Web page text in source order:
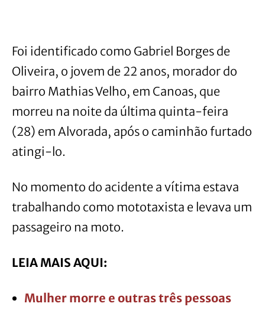
Foi identificado como Gabriel Borges de
Oliveira, o jovem de 22 anos, morador do
bairro Mathias Velho, em Canoas, que
morreu na noite da última quinta-feira
(28) em Alvorada, após o caminhão furtado
atingi-lo.
No momento do acidente a vítima estava
trabalhando como mototaxista e levava um
passageiro na moto.
LEIA MAIS AQUI:
Mulher morre e outras três pessoas